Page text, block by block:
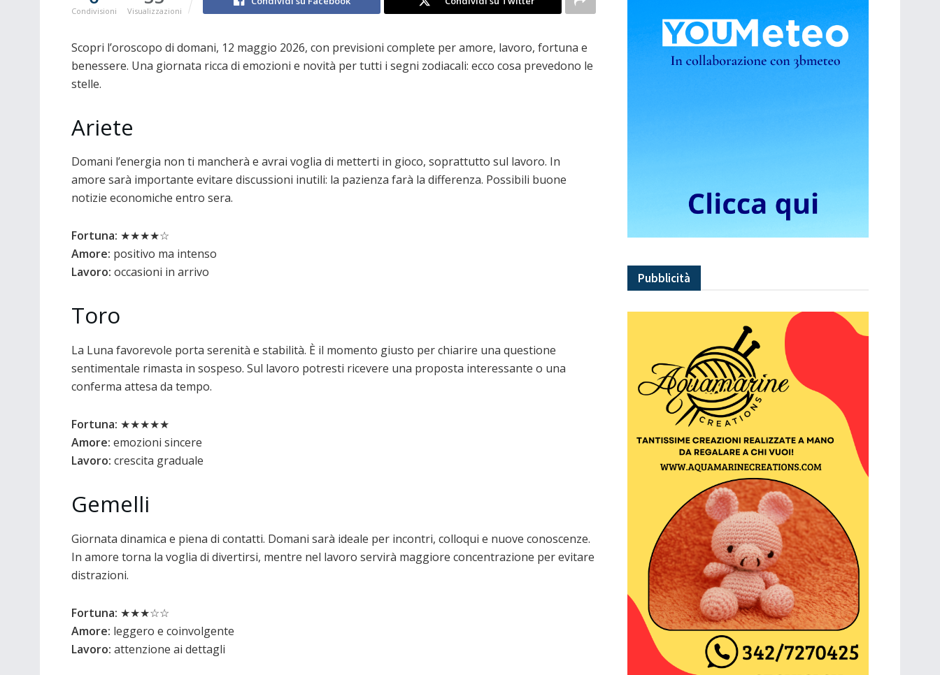
Condivisioni Visualizzazioni
Scopri l’oroscopo di domani, 12 maggio 2026, con previsioni complete per amore, lavoro, fortuna e
benessere. Una giornata ricca di emozioni e novità per tutti i segni zodiacali: ecco cosa prevedono le
stelle.
Ariete
Domani l’energia non ti mancherà e avrai voglia di metterti in gioco, soprattutto sul lavoro. In
amore sarà importante evitare discussioni inutili: la pazienza farà la differenza. Possibili buone
notizie economiche entro sera.
Fortuna: ★★★★☆
Amore: positivo ma intenso
Lavoro: occasioni in arrivo
Toro
La Luna favorevole porta serenità e stabilità. È il momento giusto per chiarire una questione
sentimentale rimasta in sospeso. Sul lavoro potresti ricevere una proposta interessante o una
conferma attesa da tempo.
Fortuna: ★★★★★
Amore: emozioni sincere
Lavoro: crescita graduale
Gemelli
Giornata dinamica e piena di contatti. Domani sarà ideale per incontri, colloqui e nuove conoscenze.
In amore torna la voglia di divertirsi, mentre nel lavoro servirà maggiore concentrazione per evitare
distrazioni.
Fortuna: ★★★☆☆
Amore: leggero e coinvolgente
Lavoro: attenzione ai dettagli
Pubblicità